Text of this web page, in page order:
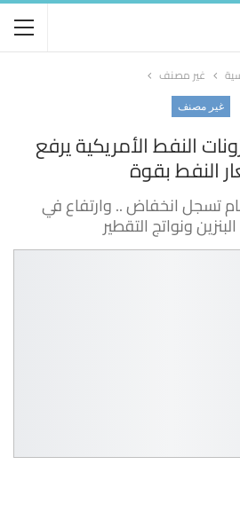
غير مصنف
غير مصنف
النفط الأمريكية يرفع
النفط بقوة
تسجل انخفاض .. وارتفاع في
ونواتج التقطير